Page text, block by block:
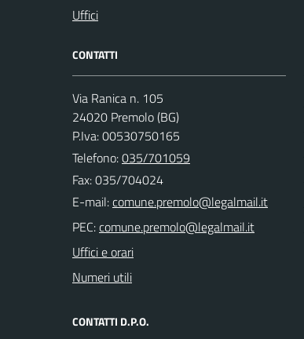
Uffici
CONTATTI
Via Ranica n. 105
24020 Premolo (BG)
P.Iva: 00530750165
Telefono:035/701059
Fax: 035/704024
E-mail:
PEC:
Uffici e orari
Numeri utili
CONTATTI D.P.O.